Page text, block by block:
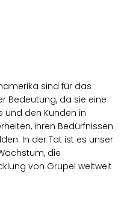
sind für das
Bedeutung, da sie eine
und den Kunden in
ihren Bedürfnissen
In der Tat ist es unser
die
von Grupel weltweit